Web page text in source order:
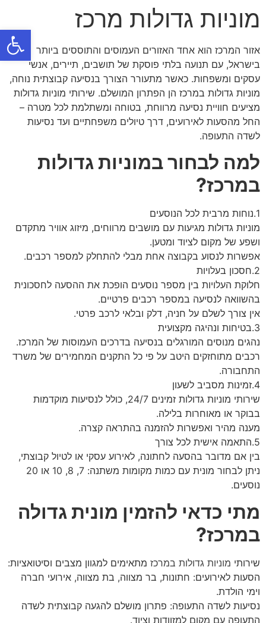
מוניות גדולות מרכז
אזור המרכז הוא אחד האזורים העמוסים והתוססים ביותר
בישראל, עם תנועה בלתי פוסקת של תושבים, תיירים, אנשי
עסקים ומשפחות. כאשר מתעורר הצורך בנסיעה קבוצתית נוחה,
מוניות גדולות במרכז הן הפתרון המושלם. שירותי מוניות גדולות
מציעים חוויית נסיעה מרווחת, בטוחה ומשתלמת לכל מטרה –
החל מהסעות לאירועים, דרך טיולים משפחתיים ועד נסיעות
לשדה התעופה.
למה לבחור במוניות גדולות
במרכז?
1.נוחות מרבית לכל הנוסעים
מוניות גדולות מגיעות עם מושבים מרווחים, מיזוג אוויר מתקדם
ושפע של מקום לציוד ומטען.
אפשרות לנסוע בקבוצה אחת מבלי להתחלק למספר רכבים.
2.חסכון בעלויות
חלוקת העלויות בין מספר נוסעים הופכת את ההסעה לחסכונית
בהשוואה לנסיעה במספר רכבים פרטיים.
אין צורך לשלם על חניה, דלק ובלאי לרכב פרטי.
3.בטיחות ונהיגה מקצועית
נהגים מנוסים המורגלים בנסיעה בדרכים העמוסות של המרכז.
רכבים מתוחזקים היטב על פי כל התקנים המחמירים של משרד
התחבורה.
4.זמינות מסביב לשעון
שירותי מוניות גדולות זמינים 24/7, כולל לנסיעות מוקדמות
בבוקר או מאוחרות בלילה.
מענה מהיר ואפשרות להזמנה בהתראה קצרה.
5.התאמה אישית לכל צורך
בין אם מדובר בהסעה לחתונה, לאירוע עסקי או לטיול קבוצתי,
ניתן לבחור מונית עם כמות מקומות משתנה: 7, 8, 10 או 20
נוסעים.
מתי כדאי להזמין מונית גדולה
במרכז?
שירותי מוניות גדולות במרכז מתאימים למגוון מצבים וסיטואציות:
הסעות לאירועים: חתונות, בר מצווה, בת מצווה, אירועי חברה
וימי הולדת.
נסיעות לשדה התעופה: פתרון מושלם להגעה קבוצתית לשדה
התעופה עם מקום למזוודות וציוד.